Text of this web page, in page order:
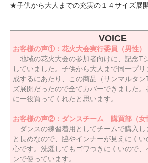
★子供から大人までの充実の１４サイズ展
VOICE
お客様の声①：花火大会実行委員（男性）
地域の花火大会の参加者向けに、記念T
していました。子供から大人まで同一プ
成するにあたり、この商品（サンマルタ
ズ展開だったので全てカバーできました。
に一役買ってくれたと思います。
お客様の声②：ダンスチーム 購買部（女
ダンスの練習着用としてチームで購入し
と長めなので、脇やインナーが見えにく
心です。洗濯してもゴワつきにくいので、
ンで使っています。